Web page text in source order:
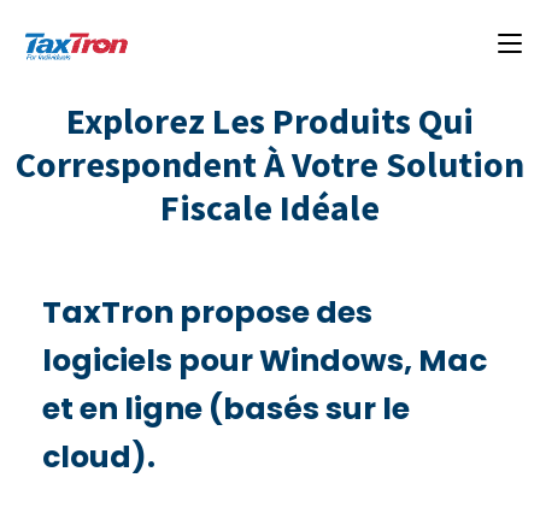
Explorez Les Produits Qui
Correspondent À Votre Solution
Fiscale Idéale
TaxTron propose des
logiciels pour Windows, Mac
et en ligne (basés sur le
cloud).